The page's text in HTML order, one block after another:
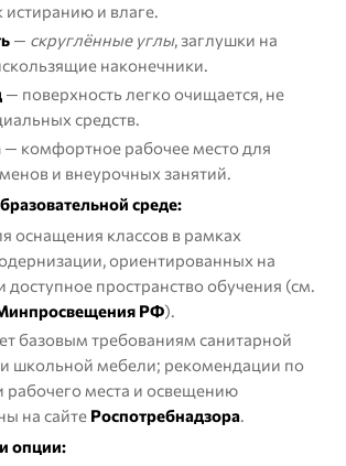
истиранию и влаге.
— скруглённые углы, заглушки на
наконечники.
— поверхность легко очищается, не
средств.
— комфортное рабочее место для
и внеурочных занятий.
среде:
оснащения классов в рамках
ориентированных на
доступное пространство обучения (см.
РФ).
базовым требованиям санитарной
школьной мебели; рекомендации по
рабочего места и освещению
на сайте Роспотребнадзора.
опции: